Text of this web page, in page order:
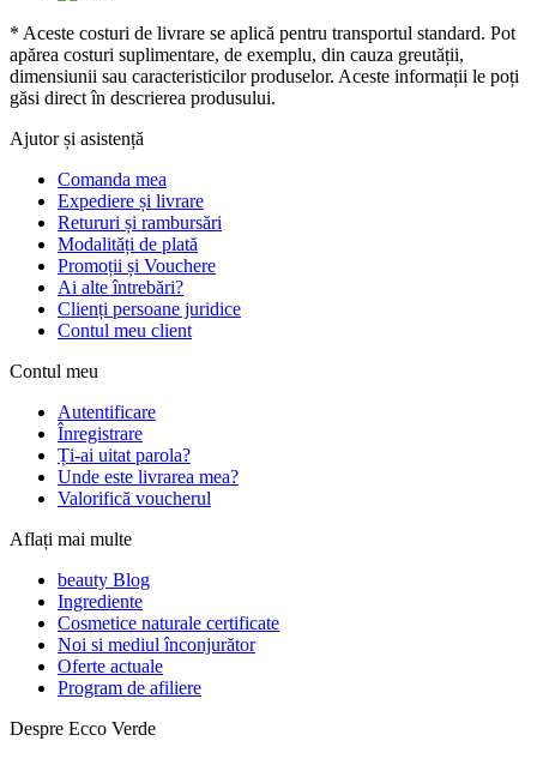
* Aceste costuri de livrare se aplică pentru transportul standard. Pot
apărea costuri suplimentare, de exemplu, din cauza greutății,
dimensiunii sau caracteristicilor produselor. Aceste informații le poți
găsi direct în descrierea produsului.
Ajutor și asistență
Comanda mea
Expediere și livrare
Retururi și rambursări
Modalități de plată
Promoții și Vouchere
Ai alte întrebări?
Clienți persoane juridice
Contul meu client
Contul meu
Autentificare
Înregistrare
Ți-ai uitat parola?
Unde este livrarea mea?
Valorifică voucherul
Aflați mai multe
beauty Blog
Ingrediente
Cosmetice naturale certificate
Noi si mediul înconjurător
Oferte actuale
Program de afiliere
Despre Ecco Verde